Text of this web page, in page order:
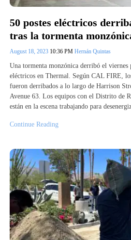
50 postes eléctricos
tras la tormenta
August 18, 2023 10:36 PM Hernán Quintas
Una tormenta monzónica derribó el viernes
eléctricos en Thermal. Según CAL FIRE,
fueron derribados a lo largo de Harrison
Avenue 63. Los equipos con el Distrito de
están en la escena trabajando para
Continue Reading